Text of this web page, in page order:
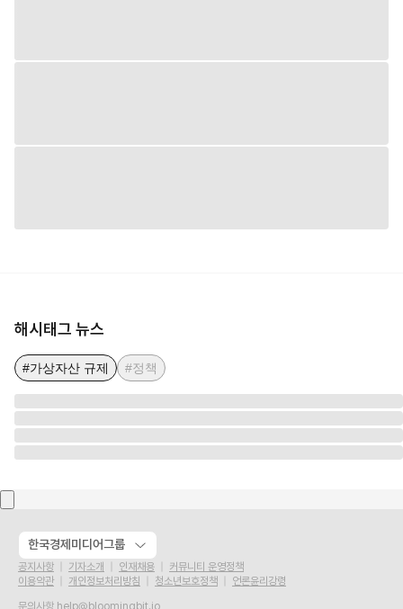
해시태그 뉴스
#가상자산 규제 #정책
한국경제미디어그룹
공지사항 기자소개 인재채용
커뮤니티 운영정책
이용약관
개인정보처리방침 청소년보호정책
언론윤리강령
문의사항 help@bloomingbit.io